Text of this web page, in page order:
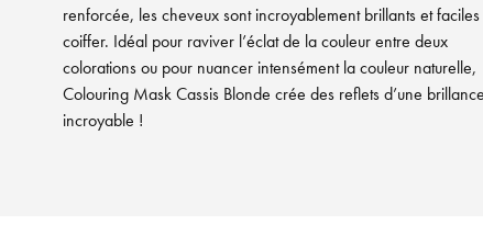
renforcée, les cheveux sont incroyablement brillants et
coiffer. Idéal pour raviver l’éclat de la couleur entre deux
colorations ou pour nuancer intensément la couleur naturelle,
Colouring Mask Cassis Blonde crée des reflets d’une brillance
incroyable !